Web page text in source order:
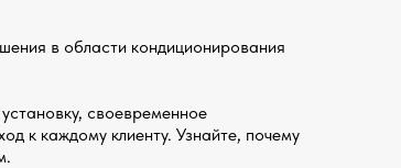
в области кондиционирования
своевременное
к каждому клиенту. Узнайте, почему